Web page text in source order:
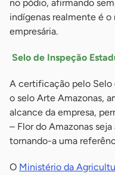
no pódio, afirmando
indígenas realmente é o
empresária.
Selo de Inspeção
A certificação pelo Selo
o selo Arte Amazonas,
alcance da empresa,
– Flor do Amazonas
tornando-a uma
O Ministério da